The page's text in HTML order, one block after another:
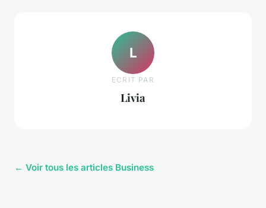
L
ECRIT PAR
Livia
← Voir tous les articles Business